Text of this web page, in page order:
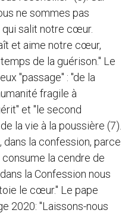
ne sommes pas
qui salit notre cœur.
et aime notre cœur,
de la guérison." Le
"passage" : "de la
fragile à
et "le second
la vie à la poussière (7).
la confession, parce
consume la cendre de
la Confession nous
le cœur." Le pape
2020: "Laissons-nous